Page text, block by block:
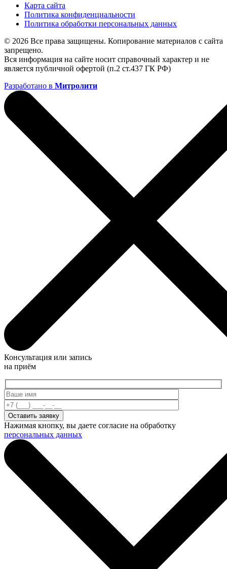
Карта сайта
Политика конфиденциальности
Политика обработки персональных данных
© 2026 Все права защищены. Копирование материалов с сайта
запрещено.
Вся информация на сайте носит справочный характер и не
является публичной офертой (п.2 ст.437 ГК РФ)
Разработано в Митролити
Консультация или запись
на приём
Нажимая кнопку, вы даете согласие на обработку
персональных данных